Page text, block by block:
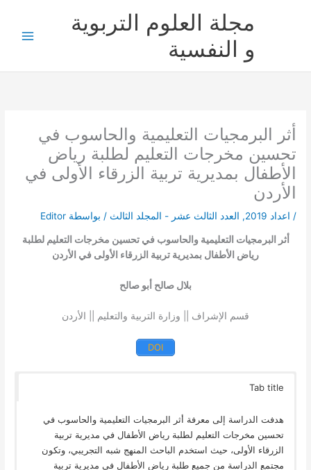
مجلة العلوم التربوية
و النفسية
أثر البرمجيات التعليمية والحاسوب في
تحسين مخرجات التعليم لطلبة رياض
الأطفال بمديرية تربية الزرقاء الأولى في
الأردن
/ اعداد 2019 , العدد الثالث عشر - المجلد الثالث / بواسطة Editor
أثر البرمجيات التعليمية والحاسوب في تحسين مخرجات التعليم لطلبة
رياض الأطفال بمديرية تربية الزرقاء الأولى في الأردن
بلال صالح أبو صالح
قسم الإشراف || وزارة التربية والتعليم || الأردن
DOI
Tab title
هدفت الدراسة إلى معرفة أثر البرمجيات التعليمية والحاسوب في
تحسين مخرجات التعليم لطلبة رياض الأطفال في مديرية تربية
الزرقاء الأولى، حيث استخدم الباحث المنهج شبه التجريبي، وتكون
مجتمع الدراسة من جميع طلبة رياض الأطفال في مديرية تربية